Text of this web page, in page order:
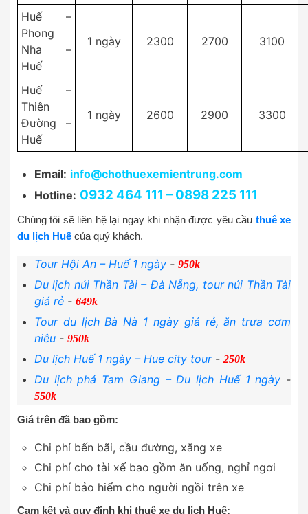
Huế –
Phong
Nha –
Huế
1 ngày 2300 2700 3100
Huế –
Thiên
Đường –
Huế
1 ngày 2600 2900 3300
Email: info@chothuexemientrung.com
Hotline: 0932 464 111 – 0898 225 111
Chúng tôi sẽ liên hệ lại ngay khi nhận được yêu cầu thuê xe
du lịch Huế của quý khách.
Tour Hội An – Huế 1 ngày - 950k
Du lịch núi Thần Tài – Đà Nẵng, tour núi Thần Tài
giá rẻ - 649k
Tour du lịch Bà Nà 1 ngày giá rẻ, ăn trưa cơm
niêu - 950k
Du lịch Huế 1 ngày – Hue city tour-250k
Du lịch phá Tam Giang – Du lịch Huế 1 ngày -
550k
Giá trên đã bao gồm:
Chi phí bến bãi, cầu đường, xăng xe
Chi phí cho tài xế bao gồm ăn uống, nghỉ ngơi
Chi phí bảo hiểm cho người ngồi trên xe
Cam kết và quy định khi thuê xe du lịch Huế: